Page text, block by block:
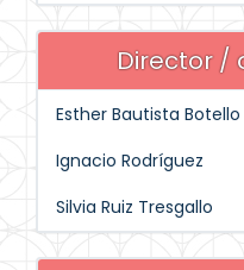
Director /
Esther Bautista Botello
Ignacio Rodríguez
Silvia Ruiz Tresgallo